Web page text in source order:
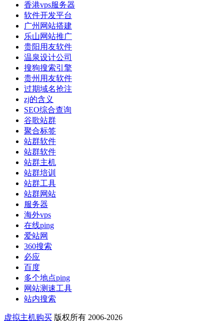
香港vps服务器
软件开发平台
广州网站搭建
乐山网站推广
贵阳用友软件
温泉设计公司
搜狗搜索引擎
贵州用友软件
过期域名抢注
zj的含义
SEO综合查询
谷歌站群
聚合标签
站群软件
站群软件
站群主机
站群培训
站群工具
站群网站
服务器
海外vps
在线ping
爱站网
360搜索
必应
百度
多个地点ping
网站测速工具
站内搜索
虚拟主机购买 版权所有 2006-2026